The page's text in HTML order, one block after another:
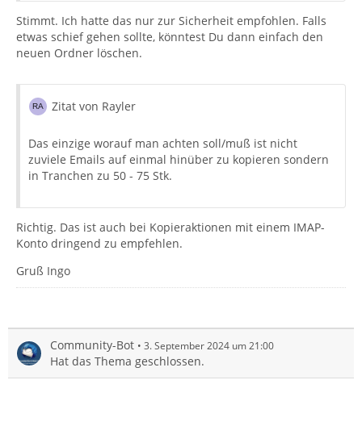
Stimmt. Ich hatte das nur zur Sicherheit empfohlen. Falls
etwas schief gehen sollte, könntest Du dann einfach den
neuen Ordner löschen.
Zitat von Rayler
Das einzige worauf man achten soll/muß ist nicht
zuviele Emails auf einmal hinüber zu kopieren sondern
in Tranchen zu 50 - 75 Stk.
Richtig. Das ist auch bei Kopieraktionen mit einem IMAP-
Konto dringend zu empfehlen.
Gruß Ingo
Community-Bot 3. September 2024 um 21:00
Hat das Thema geschlossen.